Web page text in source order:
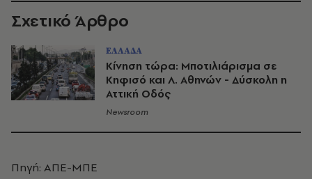
Σχετικό Άρθρο
ΕΛΛΑΔΑ
Κίνηση τώρα: Μποτιλιάρισμα σε
Κηφισό και Λ. Αθηνών - Δύσκολη η
Αττική Οδός
Newsroom
Πηγή: ΑΠΕ-ΜΠΕ